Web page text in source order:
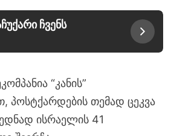
ჩვენს
“კანის”
პოსტქარდების თემად ცეკვა
ისრაელის 41